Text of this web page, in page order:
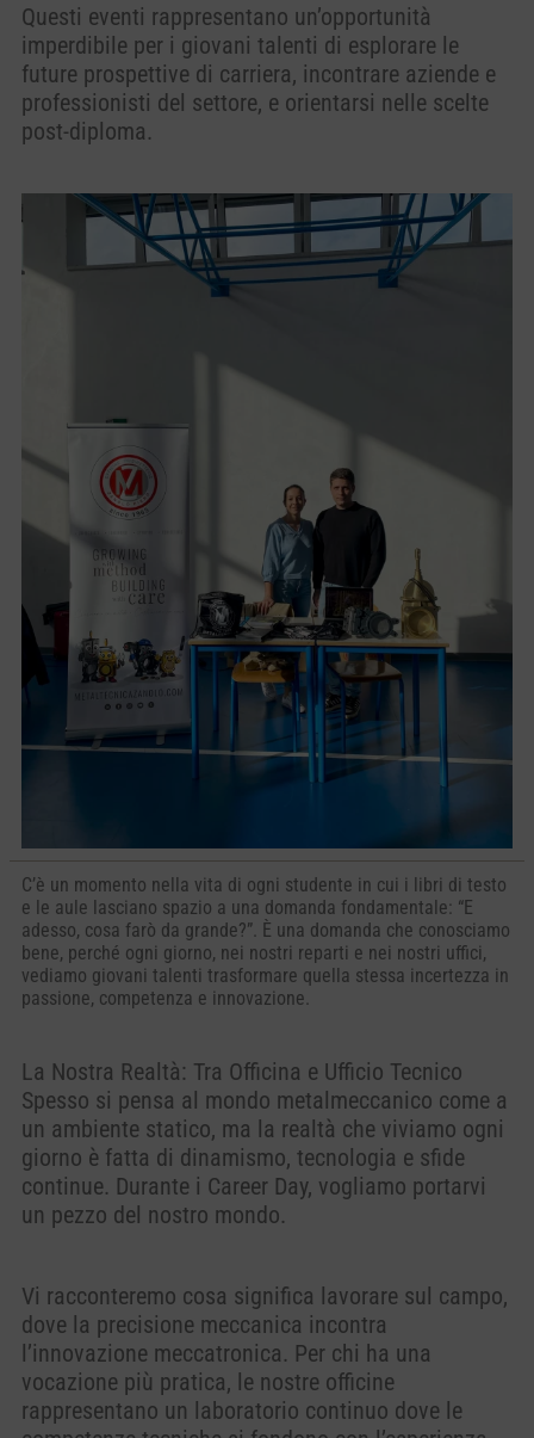
Questi eventi rappresentano un’opportunità
imperdibile per i giovani talenti di esplorare le
future prospettive di carriera, incontrare aziende e
professionisti del settore, e orientarsi nelle scelte
post-diploma.
C’è un momento nella vita di ogni studente in cui i libri di testo
e le aule lasciano spazio a una domanda fondamentale: “E
adesso, cosa farò da grande?”. È una domanda che conosciamo
bene, perché ogni giorno, nei nostri reparti e nei nostri uffici,
vediamo giovani talenti trasformare quella stessa incertezza in
passione, competenza e innovazione.
La Nostra Realtà: Tra Officina e Ufficio Tecnico
Spesso si pensa al mondo metalmeccanico come a
un ambiente statico, ma la realtà che viviamo ogni
giorno è fatta di dinamismo, tecnologia e sfide
continue. Durante i Career Day, vogliamo portarvi
un pezzo del nostro mondo.
Vi racconteremo cosa significa lavorare sul campo,
dove la precisione meccanica incontra
l’innovazione meccatronica. Per chi ha una
vocazione più pratica, le nostre officine
rappresentano un laboratorio continuo dove le